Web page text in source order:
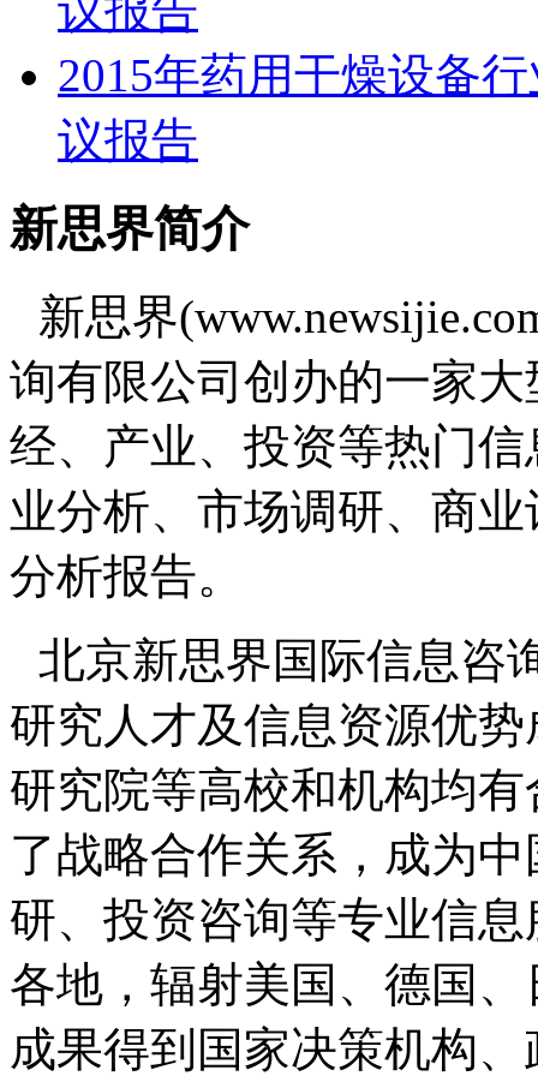
议报告
2015年药用干燥设备
议报告
新思界简介
新思界
询有限公司创办的一家
经、产业、投资等热门
业分析、市场调研、商
分析报告。
北京新思界国际信息咨
研究人才及信息资源优
研究院等高校和机构均
了战略合作关系，成为
研、投资咨询等专业信
各地，辐射美国、德国
成果得到国家决策机构